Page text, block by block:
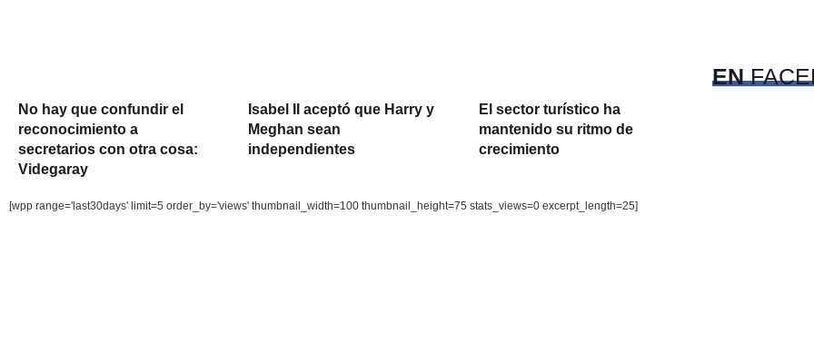
No hay que confundir el
reconocimiento a
secretarios con otra cosa:
Videgaray
Isabel II aceptó que Harry y
Meghan sean
independientes
El sector turístico ha
mantenido su ritmo de
crecimiento
[wpp range='last30days' limit=5 order_by='views' thumbnail_width=100 thumbnail_height=75 stats_views=0 excerpt_length=25]
EN